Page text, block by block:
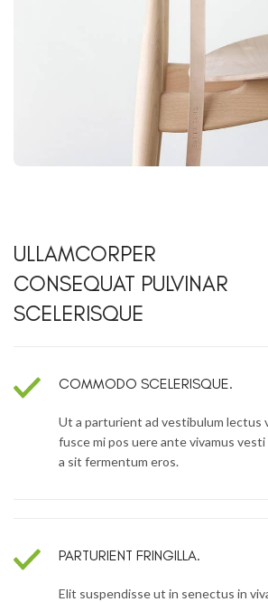
ULLAMCORPER
CONSEQUAT PULVINAR
SCELERISQUE
COMMODO SCELERISQUE.
Ut a parturient ad vestibulum lectus
fusce mi pos uere ante vivamus
a sit fermentum eros.
PARTURIENT FRINGILLA.
Elit suspendisse ut in senectus in